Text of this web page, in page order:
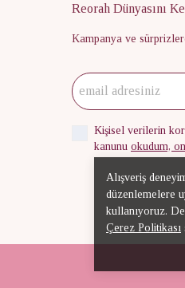
Alışveriş
düzenlemelere
kullanıyoruz.
Çerez Politikası
Reorah Dünyasını
Kampanya ve
Kişisel verilerin
kanunu okudum,